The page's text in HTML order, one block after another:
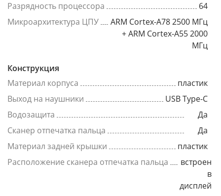
Разрядность процессора
64
Микроархитектура ЦПУ
ARM Cortex-A78 2500 МГц
+ ARM Cortex-A55 2000
МГц
Конструкция
Материал корпуса
пластик
Выход на наушники
USB Type-C
Водозащита
Да
Сканер отпечатка пальца
Да
Материал задней крышки
пластик
Расположение сканера отпечатка пальца
встроен
в
дисплей